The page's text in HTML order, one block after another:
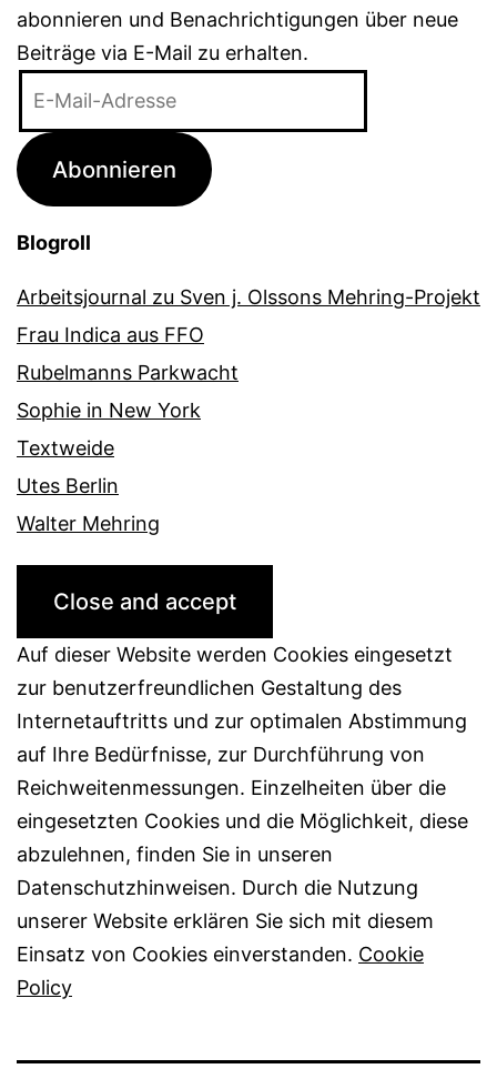
abonnieren und Benachrichtigungen über neue
Beiträge via E-Mail zu erhalten.
Adresse
Abonnieren
Blogroll
Arbeitsjournal zu Sven j. Olssons Mehring-Projekt
Frau Indica aus FFO
Rubelmanns Parkwacht
Sophie in New York
Textweide
Utes Berlin
Walter Mehring
Auf dieser Website werden Cookies eingesetzt
zur benutzerfreundlichen Gestaltung des
Internetauftritts und zur optimalen Abstimmung
auf Ihre Bedürfnisse, zur Durchführung von
Reichweitenmessungen. Einzelheiten über die
eingesetzten Cookies und die Möglichkeit, diese
abzulehnen, finden Sie in unseren
Datenschutzhinweisen. Durch die Nutzung
unserer Website erklären Sie sich mit diesem
Einsatz von Cookies einverstanden. Cookie
Policy